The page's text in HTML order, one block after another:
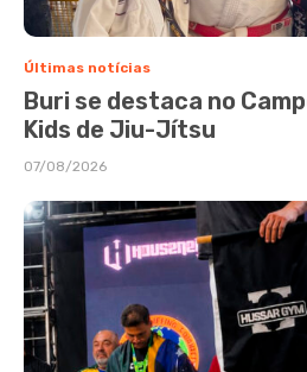
Últimas notícias
Buri se destaca no
Kids de Jiu-Jítsu
07/08/2026